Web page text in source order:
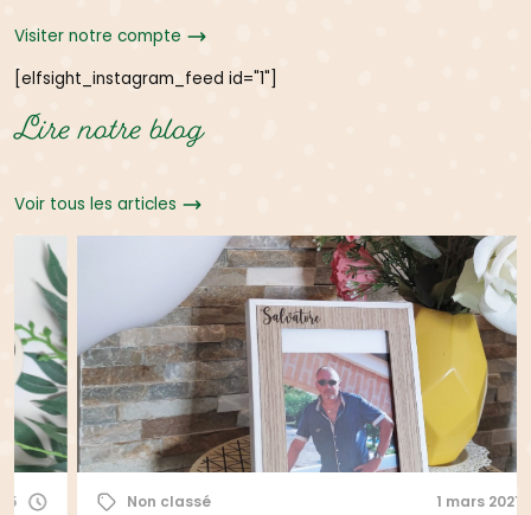
Visiter notre compte
[elfsight_instagram_feed id="1"]
Lire notre blog
Voir tous les articles
Non classé 1 mars 2021